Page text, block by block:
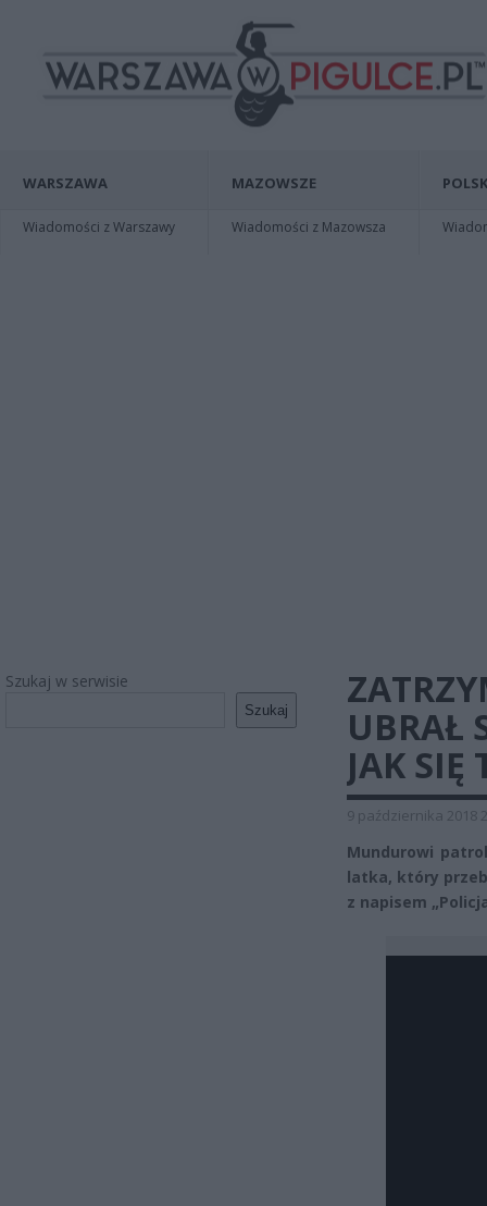
WARSZAWA
Wiadomości z Warszawy
MAZOWSZE
Wiadomości z Mazowsza
Szukaj w serwisie
Szukaj
UBRAŁ
JAK SIĘ
9 października 2018
Mundurowi
latka, który
z napisem